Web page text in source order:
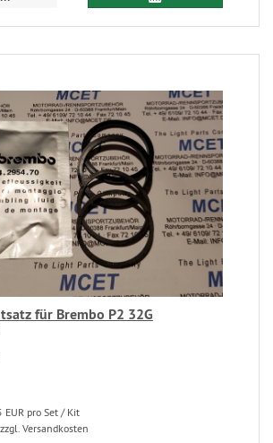
für Brembo P2 32G
pro Set / Kit
Versandkosten